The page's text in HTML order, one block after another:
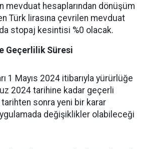
mevduat hesaplarından dönüşüm
Türk lirasına çevrilen mevduat
stopaj kesintisi %0 olacak.
Geçerlilik Süresi
1 Mayıs 2024 itibarıyla yürürlüğe
2024 tarihine kadar geçerli
sonra yeni bir karar
değişiklikler olabileceği